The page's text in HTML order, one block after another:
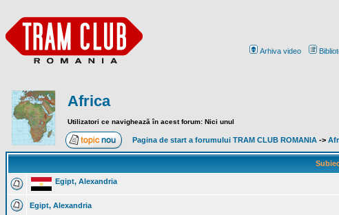
Arhiva video
Africa
Utilizatori ce navighează în acest forum: Nici unul
Pagina de start a forumului TRAM CLUB ROMANIA ->
Egipt, Alexandria
Egipt, Alexandria